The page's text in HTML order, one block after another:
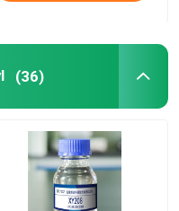
(36)